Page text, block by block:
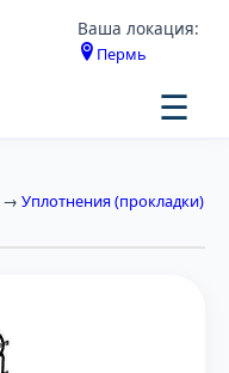
Ваша локация:
Пермь
☰
→ Уплотнения (прокладки)